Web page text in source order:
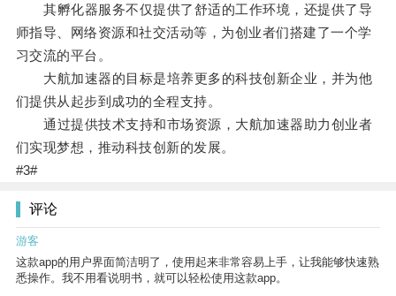
其孵化器服务不仅提供了舒适的工作环境，还提供了导
师指导、网络资源和社交活动等，为创业者们搭建了一个学
习交流的平台。
大航加速器的目标是培养更多的科技创新企业，并为他
们提供从起步到成功的全程支持。
通过提供技术支持和市场资源，大航加速器助力创业者
们实现梦想，推动科技创新的发展。
#3#
评论
游客
这款app的用户界面简洁明了，使用起来非常容易上手，让我能够快速熟
悉操作。我不用看说明书，就可以轻松使用这款app。